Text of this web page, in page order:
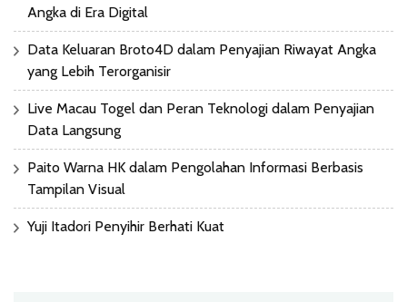
Angka di Era Digital
Data Keluaran Broto4D dalam Penyajian Riwayat Angka
yang Lebih Terorganisir
Live Macau Togel dan Peran Teknologi dalam Penyajian
Data Langsung
Paito Warna HK dalam Pengolahan Informasi Berbasis
Tampilan Visual
Yuji Itadori Penyihir Berhati Kuat